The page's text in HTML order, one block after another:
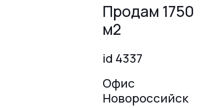
Продам 1750
м2
id 4337
Офис
Новороссийск